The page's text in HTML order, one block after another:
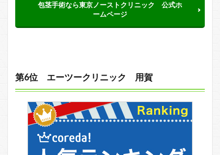
包茎手術なら東京ノーストクリニック 公式ホ
ームページ
第6位 エーツークリニック 用賀